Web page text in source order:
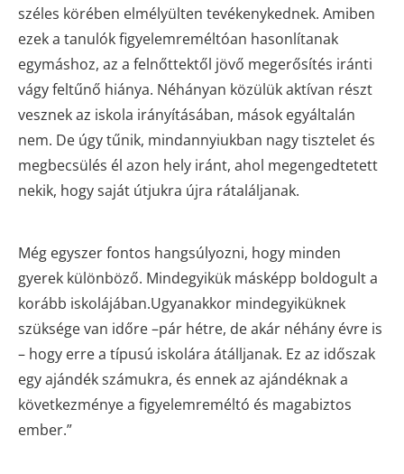
széles körében elmélyülten tevékenykednek. Amiben
ezek a tanulók figyelemreméltóan hasonlítanak
egymáshoz, az a felnőttektől jövő megerősítés iránti
vágy feltűnő hiánya. Néhányan közülük aktívan részt
vesznek az iskola irányításában, mások egyáltalán
nem. De úgy tűnik, mindannyiukban nagy tisztelet és
megbecsülés él azon hely iránt, ahol megengedtetett
nekik, hogy saját útjukra újra rátaláljanak.
Még egyszer fontos hangsúlyozni, hogy minden
gyerek különböző. Mindegyikük másképp boldogult a
korább iskolájában.Ugyanakkor mindegyiküknek
szüksége van időre –pár hétre, de akár néhány évre is
– hogy erre a típusú iskolára átálljanak. Ez az időszak
egy ajándék számukra, és ennek az ajándéknak a
következménye a figyelemreméltó és magabiztos
ember.”